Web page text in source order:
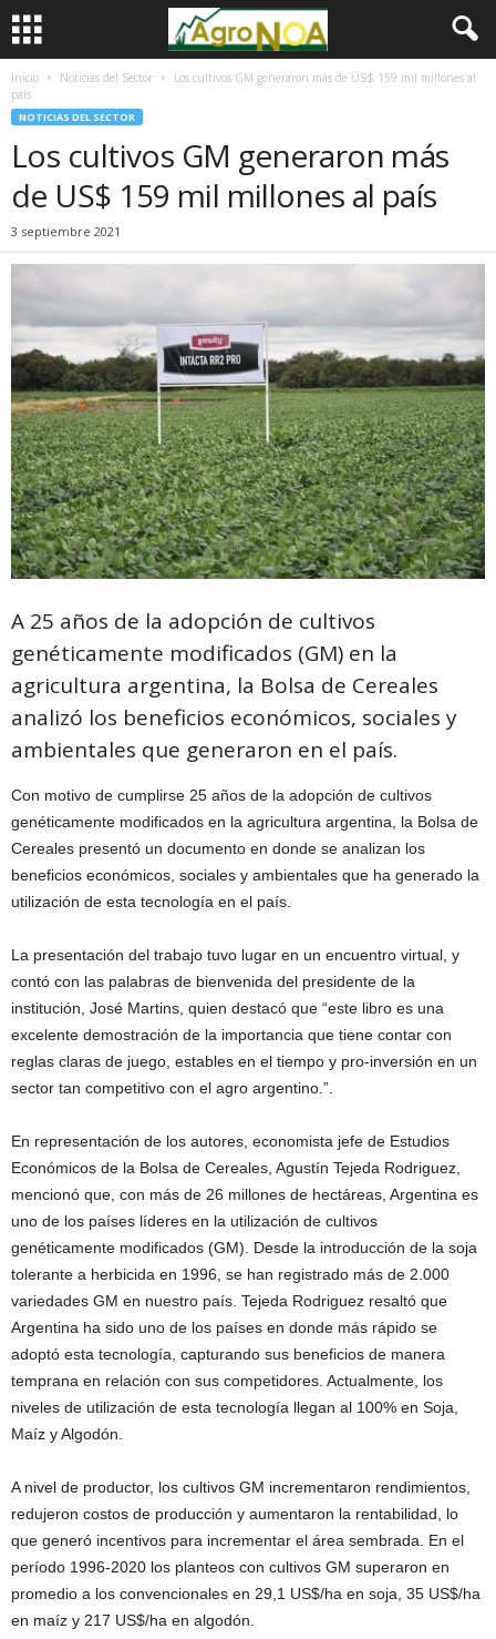
Inicio Noticias del Sector
Los cultivos GM generaron más de US$ 159 mil millones al
país
NOTICIAS DEL SECTOR
Los cultivos GM generaron más
de US$ 159 mil millones al país
3 septiembre 2021
A 25 años de la adopción de cultivos
genéticamente modificados (GM) en la
agricultura argentina, la Bolsa de Cereales
analizó los beneficios económicos, sociales y
ambientales que generaron en el país.
Con motivo de cumplirse 25 años de la adopción de cultivos
genéticamente modificados en la agricultura argentina, la Bolsa de
Cereales presentó un documento en donde se analizan los
beneficios económicos, sociales y ambientales que ha generado la
utilización de esta tecnología en el país.
La presentación del trabajo tuvo lugar en un encuentro virtual, y
contó con las palabras de bienvenida del presidente de la
institución, José Martins, quien destacó que “este libro es una
excelente demostración de la importancia que tiene contar con
reglas claras de juego, estables en el tiempo y pro-inversión en un
sector tan competitivo con el agro argentino.”.
En representación de los autores, economista jefe de Estudios
Económicos de la Bolsa de Cereales, Agustín Tejeda Rodriguez,
mencionó que, con más de 26 millones de hectáreas, Argentina es
uno de los países líderes en la utilización de cultivos
genéticamente modificados (GM). Desde la introducción de la soja
tolerante a herbicida en 1996, se han registrado más de 2.000
variedades GM en nuestro país. Tejeda Rodriguez resaltó que
Argentina ha sido uno de los países en donde más rápido se
adoptó esta tecnología, capturando sus beneficios de manera
temprana en relación con sus competidores. Actualmente, los
niveles de utilización de esta tecnología llegan al 100% en Soja,
Maíz y Algodón.
A nivel de productor, los cultivos GM incrementaron rendimientos,
redujeron costos de producción y aumentaron la rentabilidad, lo
que generó incentivos para incrementar el área sembrada. En el
período 1996-2020 los planteos con cultivos GM superaron en
promedio a los convencionales en 29,1 US$/ha en soja, 35 US$/ha
en maíz y 217 US$/ha en algodón.